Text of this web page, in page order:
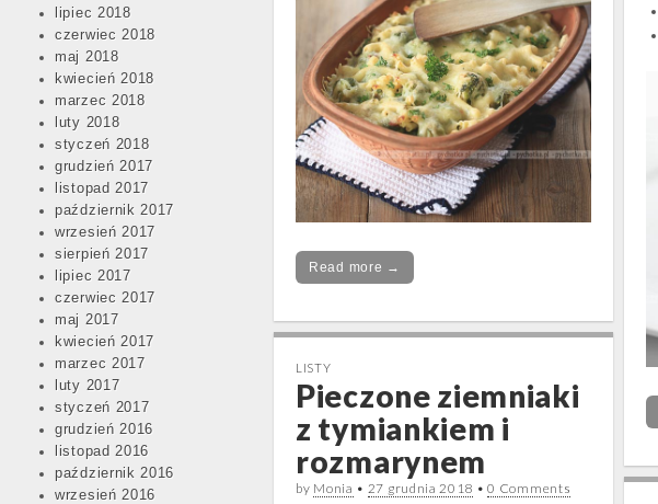
lipiec 2018
czerwiec 2018
maj 2018
kwiecień 2018
marzec 2018
luty 2018
styczeń 2018
grudzień 2017
listopad 2017
październik 2017
wrzesień 2017
sierpień 2017
lipiec 2017
czerwiec 2017
maj 2017
kwiecień 2017
marzec 2017
luty 2017
styczeń 2017
grudzień 2016
listopad 2016
październik 2016
wrzesień 2016
Read more →
LISTY
Pieczone ziemniaki
z tymiankiem i
rozmarynem
by Monia • 27 grudnia 2018 •0 Comments